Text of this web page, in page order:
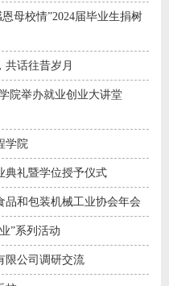
母校情”2024届毕业生捐树
共话往昔岁月
院举办就业创业大讲堂
学院
典礼暨学位授予仪式
品和包装机械工业协会年会
”系列活动
限公司调研交流